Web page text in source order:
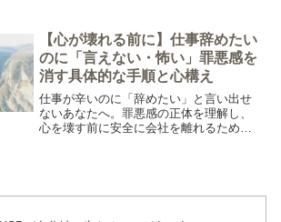
【心が壊れる前に】仕事辞めたい
のに「言えない・怖い」罪悪感を
消す具体的な手順と心構え
仕事が辛いのに「辞めたい」と言い出せ
ないあなたへ。罪悪感の正体を理解し、
心を壊す前に安全に会社を離れるための